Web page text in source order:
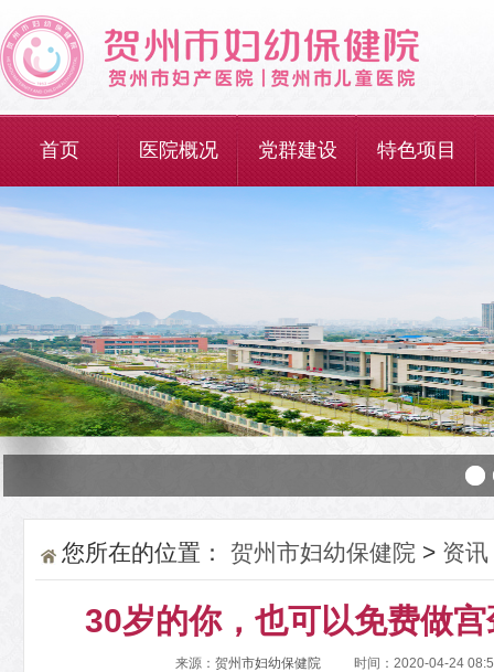
首页 医院概况 党群建设 特色项目
您所在的位置： 贺州市妇幼保健院 > 资讯
30岁的你，也可以免费做
来源：贺州市妇幼保健院 时间：2020-04-24